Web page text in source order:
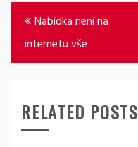
Navigace
pro
příspěvek
Nabídka není na
internetu vše
RELATED POSTS